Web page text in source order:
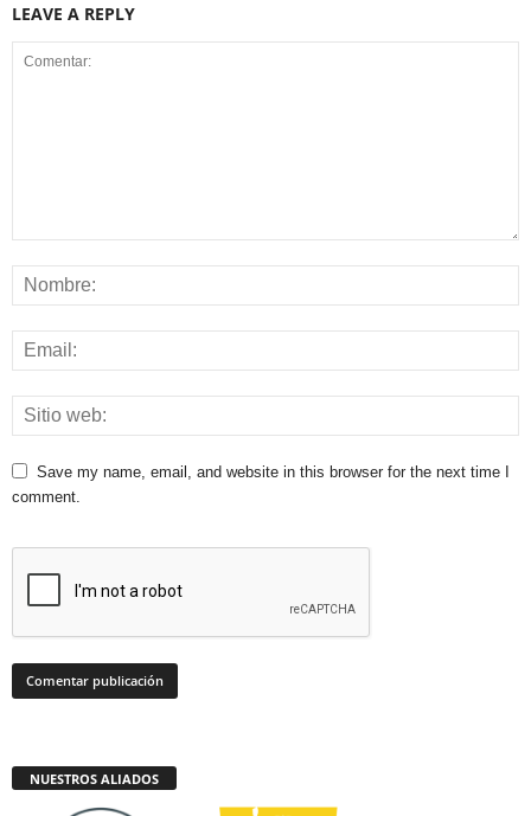
LEAVE A REPLY
Save my name, email, and website in this browser for the next time I
comment.
NUESTROS ALIADOS